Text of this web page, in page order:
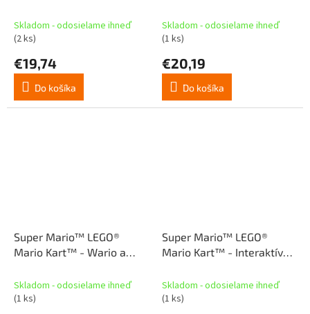
Skladom - odosielame ihneď
(2 ks)
€19,74
Do košíka
Skladom - odosielame ihneď
(1 ks)
€20,19
Do košíka
Super Mario™ LEGO®
Mario Kart™ - Wario a
Skladom - odosielame ihneď
(1 ks)
Super Mario™ LEGO®
Mario Kart™ - Interaktívne
štandardná motokára
(72043)
Skladom - odosielame ihneď
(1 ks)